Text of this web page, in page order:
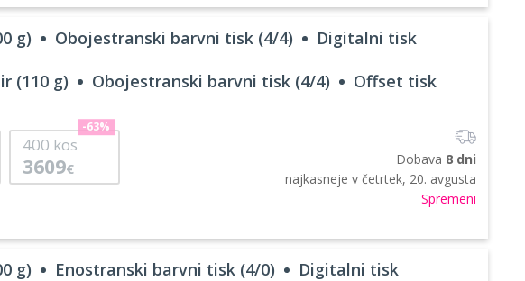
g) Obojestranski barvni tisk (4/4) Digitalni tisk
(110 g) Obojestranski barvni tisk (4/4) Offset tisk
400 kos
3609€
-63%
Dobava 8 dni
najkasneje v četrtek, 20. avgusta
Spremeni
g) Enostranski barvni tisk (4/0) Digitalni tisk